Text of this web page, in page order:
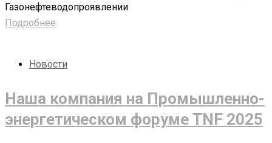
Газонефтеводопроявлении
Подробнее
Новости
Наша компания на Промышленно-
энергетическом форуме TNF 2025